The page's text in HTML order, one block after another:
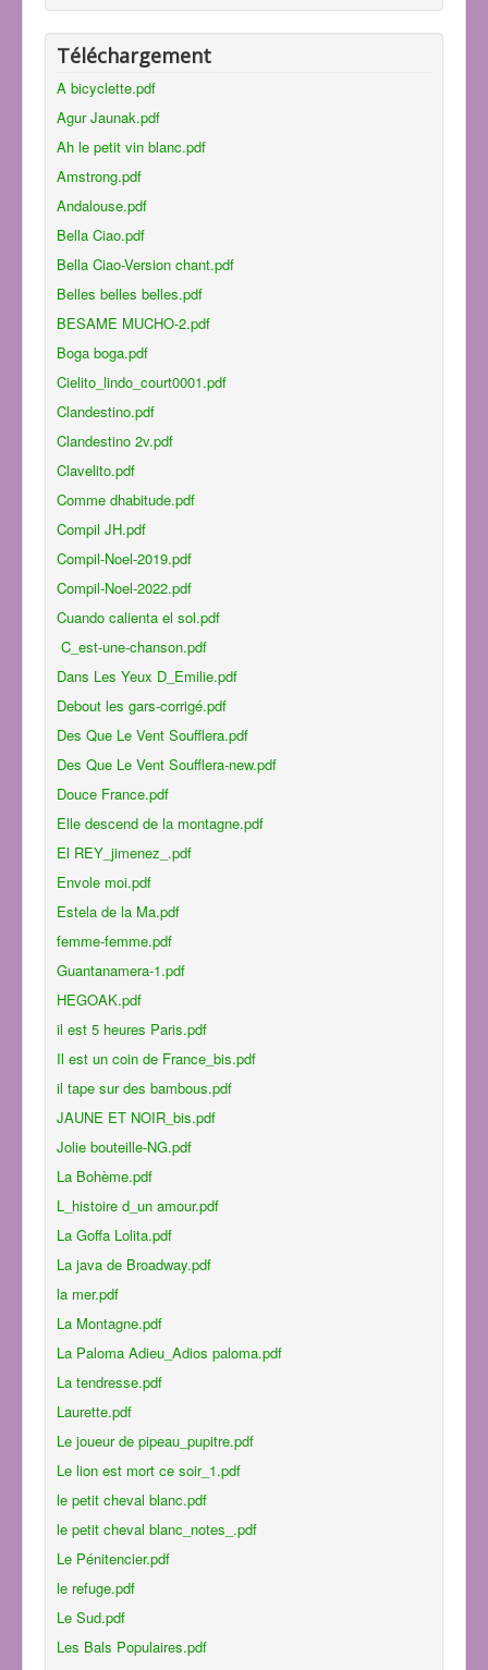
Téléchargement
A bicyclette.pdf
Agur Jaunak.pdf
Ah le petit vin blanc.pdf
Amstrong.pdf
Andalouse.pdf
Bella Ciao.pdf
Bella Ciao-Version chant.pdf
Belles belles belles.pdf
BESAME MUCHO-2.pdf
Boga boga.pdf
Cielito_lindo_court0001.pdf
Clandestino.pdf
Clandestino 2v.pdf
Clavelito.pdf
Comme dhabitude.pdf
Compil JH.pdf
Compil-Noel-2019.pdf
Compil-Noel-2022.pdf
Cuando calienta el sol.pdf
C_est-une-chanson.pdf
Dans Les Yeux D_Emilie.pdf
Debout les gars-corrigé.pdf
Des Que Le Vent Soufflera.pdf
Des Que Le Vent Soufflera-new.pdf
Douce France.pdf
Elle descend de la montagne.pdf
El REY_jimenez_.pdf
Envole moi.pdf
Estela de la Ma.pdf
femme-femme.pdf
Guantanamera-1.pdf
HEGOAK.pdf
il est 5 heures Paris.pdf
Il est un coin de France_bis.pdf
il tape sur des bambous.pdf
JAUNE ET NOIR_bis.pdf
Jolie bouteille-NG.pdf
La Bohème.pdf
L_histoire d_un amour.pdf
La Goffa Lolita.pdf
La java de Broadway.pdf
la mer.pdf
La Montagne.pdf
La Paloma Adieu_Adios paloma.pdf
La tendresse.pdf
Laurette.pdf
Le joueur de pipeau_pupitre.pdf
Le lion est mort ce soir_1.pdf
le petit cheval blanc.pdf
le petit cheval blanc_notes_.pdf
Le Pénitencier.pdf
le refuge.pdf
Le Sud.pdf
Les Bals Populaires.pdf